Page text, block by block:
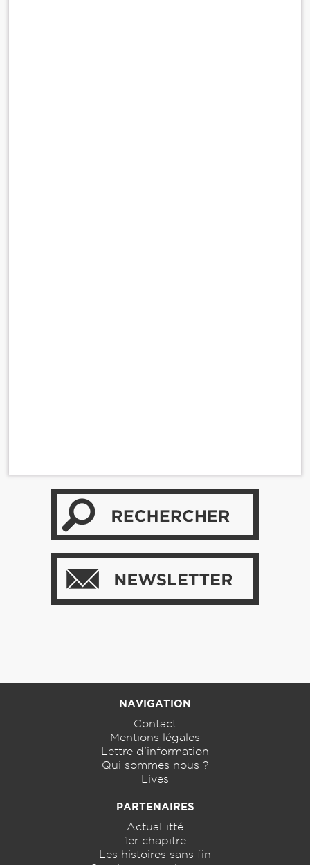
NAVIGATION
Contact
Mentions légales
Lettre d'information
Qui sommes nous ?
Lives
PARTENAIRES
ActuaLitté
1er chapitre
Les histoires sans fin